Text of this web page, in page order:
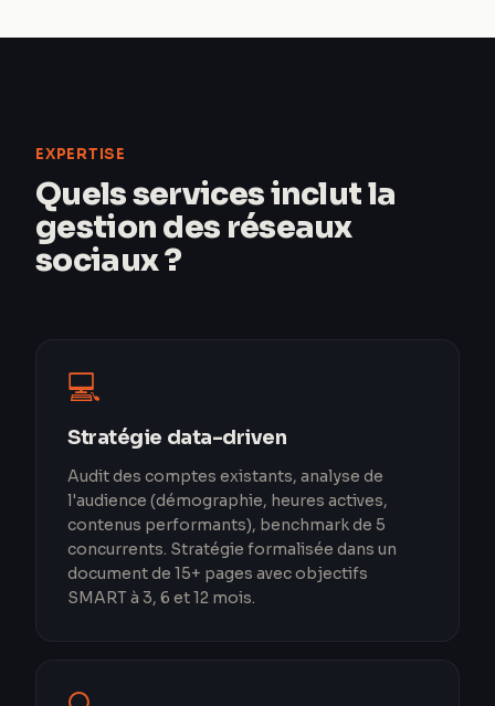
EXPERTISE
Quels services inclut la
gestion des réseaux
sociaux ?
💻
Stratégie data-driven
Audit des comptes existants, analyse de
l'audience (démographie, heures actives,
contenus performants), benchmark de 5
concurrents. Stratégie formalisée dans un
document de 15+ pages avec objectifs
SMART à 3, 6 et 12 mois.